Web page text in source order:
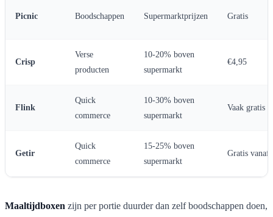
Picnic Boodschappen Supermarktprijzen Gratis
Crisp
Verse
producten
10-20% boven
supermarkt
€4,95
Flink
Quick
commerce
10-30% boven
supermarkt
Vaak gratis
Getir
Quick
commerce
15-25% boven
supermarkt
Gratis vanaf
Maaltijdboxen zijn per portie duurder dan zelf boodschappen doen,